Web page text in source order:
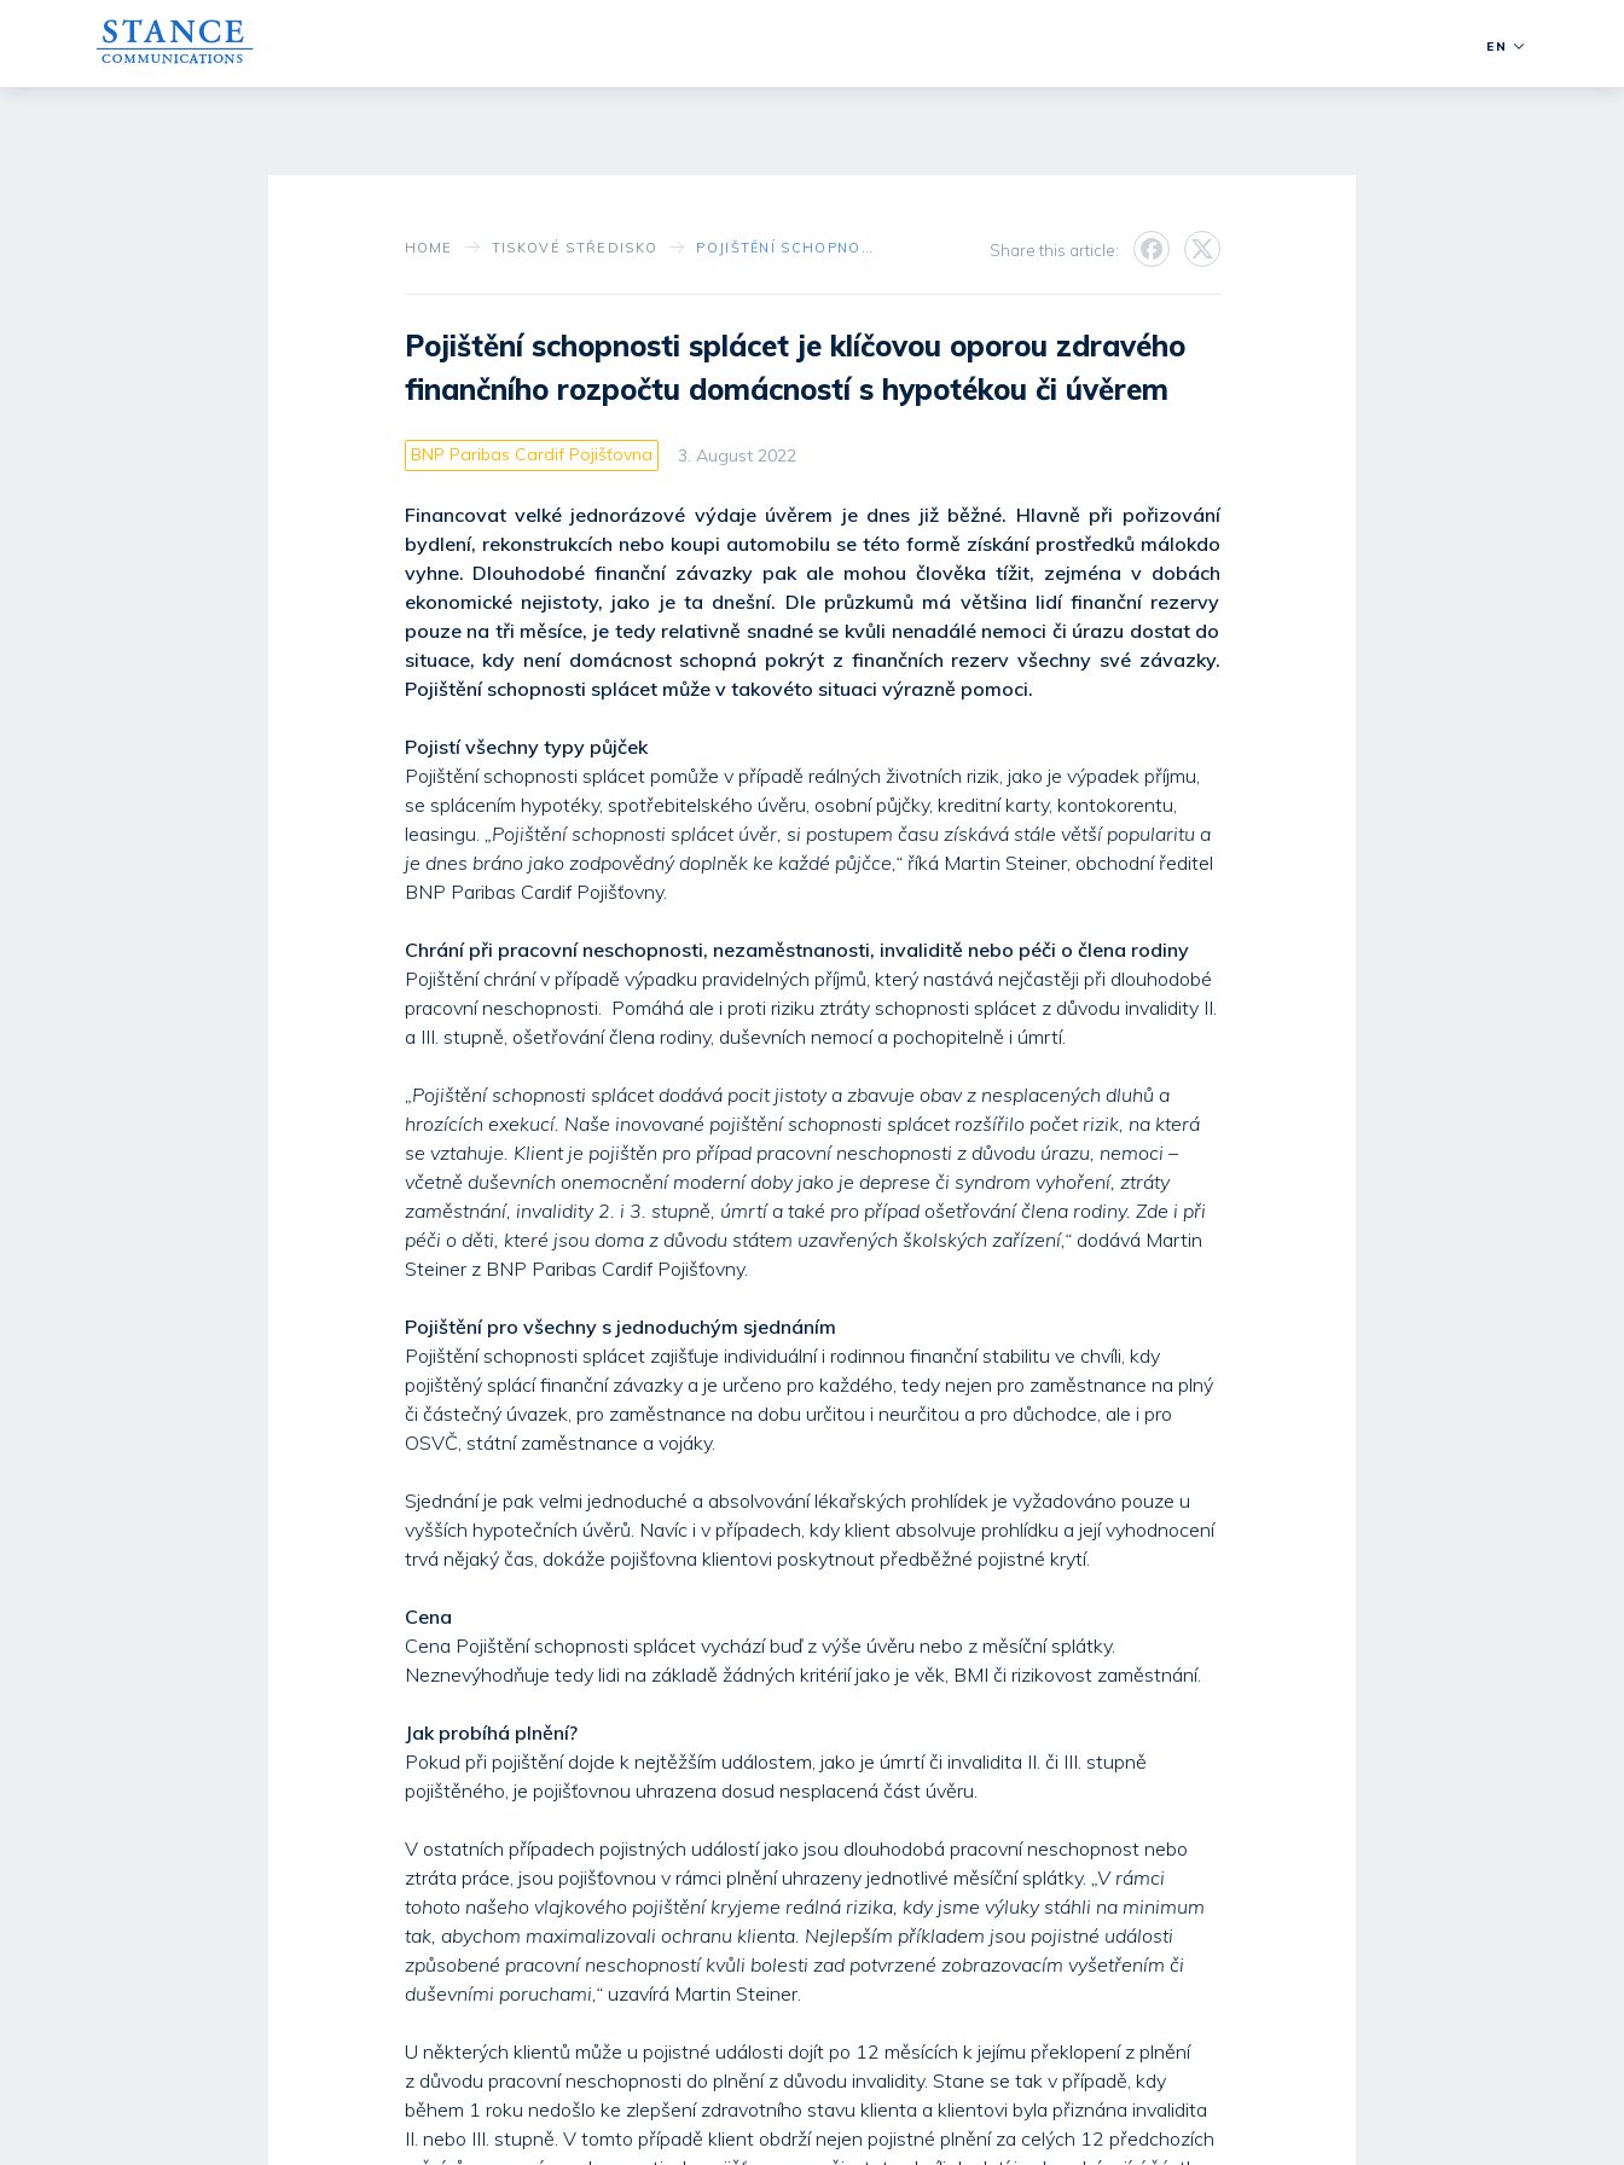
EN
HOME TISKOVÉ STŘEDISKO POJIŠTĚNÍ SCHOPNOSTI SPLÁCET JE KLÍČOVOU OPOROU ZDRAVÉHO FINANČNÍHO ROZPOČTU DOMÁCNOSTÍ S HYPOTÉKOU ČI ÚVĚREM Share this article:
Pojištění schopnosti splácet je klíčovou oporou zdravého
finančního rozpočtu domácností s hypotékou či úvěrem
BNP Paribas Cardif Pojišťovna 3. August 2022
Financovat velké jednorázové výdaje úvěrem je dnes již běžné. Hlavně při pořizování
bydlení, rekonstrukcích nebo koupi automobilu se této formě získání prostředků málokdo
vyhne. Dlouhodobé finanční závazky pak ale mohou člověka tížit, zejména v dobách
ekonomické nejistoty, jako je ta dnešní. Dle průzkumů má většina lidí finanční rezervy
pouze na tři měsíce, je tedy relativně snadné se kvůli nenadálé nemoci či úrazu dostat do
situace, kdy není domácnost schopná pokrýt z finančních rezerv všechny své závazky.
Pojištění schopnosti splácet může v takovéto situaci výrazně pomoci.
Pojistí všechny typy půjček
Pojištění schopnosti splácet pomůže v případě reálných životních rizik, jako je výpadek příjmu,
se splácením hypotéky, spotřebitelského úvěru, osobní půjčky, kreditní karty, kontokorentu,
leasingu. „Pojištění schopnosti splácet úvěr, si postupem času získává stále větší popularitu a
je dnes bráno jako zodpovědný doplněk ke každé půjčce,“říká Martin Steiner, obchodní ředitel
BNP Paribas Cardif Pojišťovny.
Chrání při pracovní neschopnosti, nezaměstnanosti, invaliditě nebo péči o člena rodiny
Pojištění chrání v případě výpadku pravidelných příjmů, který nastává nejčastěji při dlouhodobé
pracovní neschopnosti. Pomáhá ale i proti riziku ztráty schopnosti splácet z důvodu invalidity II.
a III. stupně, ošetřování člena rodiny, duševních nemocí a pochopitelně i úmrtí.
„Pojištění schopnosti splácet dodává pocit jistoty a zbavuje obav z nesplacených dluhů a
hrozících exekucí. Naše inovované pojištění schopnosti splácet rozšířilo počet rizik, na která
se vztahuje. Klient je pojištěn pro případ pracovní neschopnosti z důvodu úrazu, nemoci –
včetně duševních onemocnění moderní doby jako je deprese či syndrom vyhoření, ztráty
zaměstnání, invalidity 2. i 3. stupně, úmrtí a také pro případ ošetřování člena rodiny. Zde i při
péči o děti, které jsou doma z důvodu státem uzavřených školských zařízení,“dodává Martin
Steiner z BNP Paribas Cardif Pojišťovny.
Pojištění pro všechny s jednoduchým sjednáním
Pojištění schopnosti splácet zajišťuje individuální i rodinnou finanční stabilitu ve chvíli, kdy
pojištěný splácí finanční závazky a je určeno pro každého, tedy nejen pro zaměstnance na plný
či částečný úvazek, pro zaměstnance na dobu určitou i neurčitou a pro důchodce, ale i pro
OSVČ, státní zaměstnance a vojáky.
Sjednání je pak velmi jednoduché a absolvování lékařských prohlídek je vyžadováno pouze u
vyšších hypotečních úvěrů. Navíc i v případech, kdy klient absolvuje prohlídku a její vyhodnocení
trvá nějaký čas, dokáže pojišťovna klientovi poskytnout předběžné pojistné krytí.
Cena
Cena Pojištění schopnosti splácet vychází buď z výše úvěru nebo z měsíční splátky.
Neznevýhodňuje tedy lidi na základě žádných kritérií jako je věk, BMI či rizikovost zaměstnání.
Jak probíhá plnění?
Pokud při pojištění dojde k nejtěžším událostem, jako je úmrtí či invalidita II. či III. stupně
pojištěného, je pojišťovnou uhrazena dosud nesplacená část úvěru.
V ostatních případech pojistných událostí jako jsou dlouhodobá pracovní neschopnost nebo
ztráta práce, jsou pojišťovnou v rámci plnění uhrazeny jednotlivé měsíční splátky. „V rámci
tohoto našeho vlajkového pojištění kryjeme reálná rizika, kdy jsme výluky stáhli na minimum
tak, abychom maximalizovali ochranu klienta. Nejlepším příkladem jsou pojistné události
způsobené pracovní neschopností kvůli bolesti zad potvrzené zobrazovacím vyšetřením či
duševními poruchami,“uzavírá Martin Steiner.
U některých klientů může u pojistné události dojít po 12 měsících k jejímu překlopení z plnění
z důvodu pracovní neschopnosti do plnění z důvodu invalidity. Stane se tak v případě, kdy
během 1 roku nedošlo ke zlepšení zdravotního stavu klienta a klientovi byla přiznána invalidita
II. nebo III. stupně. V tomto případě klient obdrží nejen pojistné plnění za celých 12 předchozích